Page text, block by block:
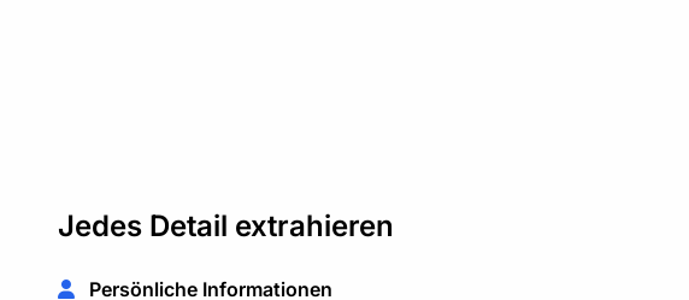
Jedes Detail extrahieren
Persönliche Informationen